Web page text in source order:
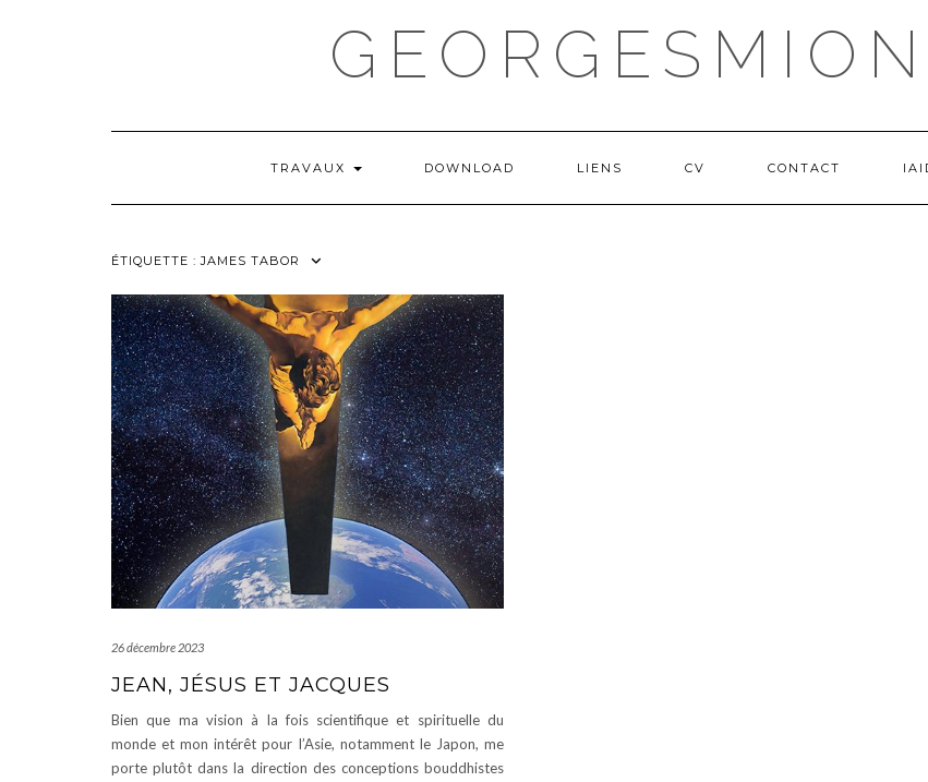
TRAVAUX DOWNLOAD LIENS CV CONTACT
ÉTIQUETTE :JAMES TABOR
26 décembre 2023
JEAN, JÉSUS ET JACQUES
Bien que ma vision à la fois scientifique et spirituelle du
monde et mon intérêt pour l’Asie, notamment le Japon, me
porte plutôt dans la direction des conceptions bouddhistes